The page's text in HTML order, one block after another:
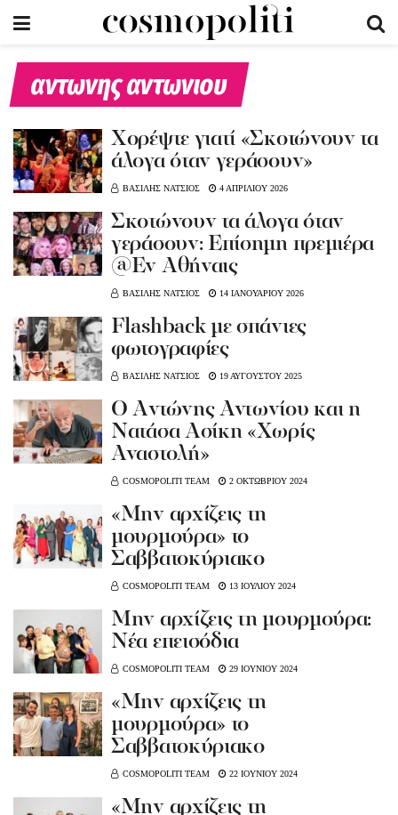
αντωνης αντωνιου
Xoρέψτε γιατί «Σκοτώνουν τα
άλογα όταν γεράσουν»
ΒΑΣΙΛΗΣ ΝΑΤΣΙΟΣ 4 ΑΠΡΙΛΙΟΥ 2026
Σκοτώνουν τα άλογα όταν
γεράσουν: Επίσημη πρεμιέρα
@Εν Αθήναις
ΒΑΣΙΛΗΣ ΝΑΤΣΙΟΣ 14 ΙΑΝΟΥΑΡΙΟΥ 2026
Flashback με σπάνιες
φωτογραφίες
ΒΑΣΙΛΗΣ ΝΑΤΣΙΟΣ 19 ΑΥΓΟΥΣΤΟΥ 2025
Ο Aντώνης Αντωνίου και η
Νατάσα Ασίκη «Χωρίς
Αναστολή»
COSMOPOLITI TEAM 2 ΟΚΤΩΒΡΙΟΥ 2024
«Μην αρχίζεις τη
μουρμούρα» το
Σαββατοκύριακο
COSMOPOLITI TEAM 13 ΙΟΥΛΙΟΥ 2024
Μην αρχίζεις τη μουρμούρα:
Νέα επεισόδια
COSMOPOLITI TEAM 29 ΙΟΥΝΙΟΥ 2024
«Μην αρχίζεις τη
μουρμούρα» το
Σαββατοκύριακο
COSMOPOLITI TEAM 22 ΙΟΥΝΙΟΥ 2024
«Μην αρχίζεις τη